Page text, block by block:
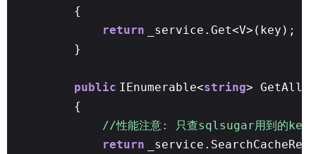
{
return
_service.Get<V>(key);
}
public IEnumerable<string>
{
//性能注意: 只查sqlsugar用到的key
return